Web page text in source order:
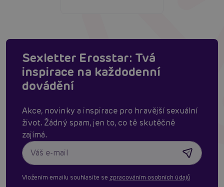
Sexletter Erosstar: Tvá
inspirace na každodenní
dovádění
Akce, novinky a inspirace pro hravější sexuální
život. Žádný spam, jen to, co tě skutěčně
zajímá.
Vložením emailu souhlasíte se zpracováním osobních údajů